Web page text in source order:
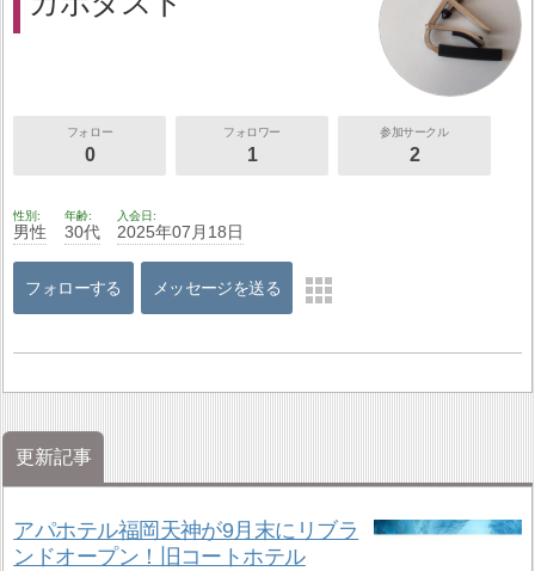
フォロー
0
フォロワー
1
参加サークル
2
性別
男性
年齢
30代
入会日
2025年07月18日
フォローする メッセージを送る
更新記事
アパホテル福岡天神が9月末にリブラ
ンドオープン！旧コートホテル